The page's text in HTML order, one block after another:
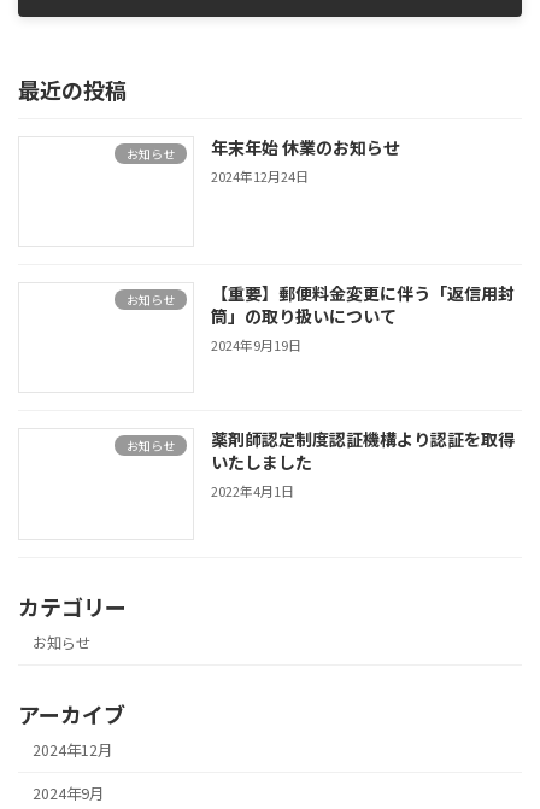
最近の投稿
お知らせ 年末年始 休業のお知らせ
2024年12月24日
お知らせ
【重要】郵便料金変更に伴う「返信用封
筒」の取り扱いについて
2024年9月19日
お知らせ
薬剤師認定制度認証機構より認証を取得
いたしました
2022年4月1日
カテゴリー
お知らせ
アーカイブ
2024年12月
2024年9月